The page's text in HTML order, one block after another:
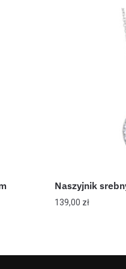
Naszyjnik
139,00 zł